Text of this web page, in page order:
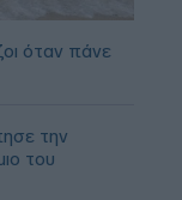
όταν πάνε
την
του